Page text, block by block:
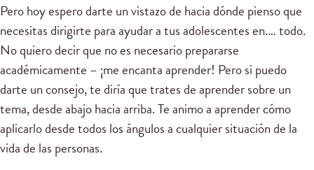
Pero hoy espero darte un vistazo de hacia dónde pienso que
necesitas dirigirte para ayudar a tus adolescentes en.… todo.
No quiero decir que no es necesario prepararse
académicamente – ¡me encanta aprender! Pero si puedo
darte un consejo, te diría que trates de aprender sobre un
tema, desde abajo hacia arriba. Te animo a aprender cómo
aplicarlo desde todos los ángulos a cualquier situación de la
vida de las personas.